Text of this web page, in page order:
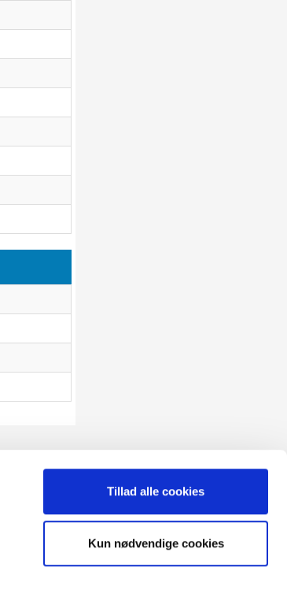
Tillad alle cookies
Kun nødvendige cookies